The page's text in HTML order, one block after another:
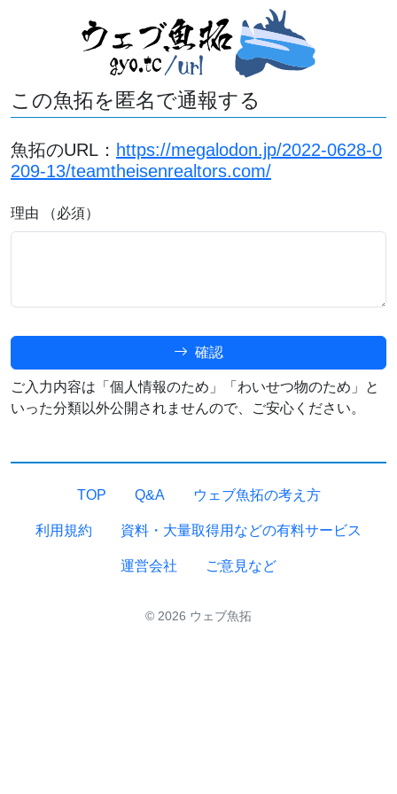
この魚拓を匿名で通報する
魚拓のURL： https://megalodon.jp/2022-0628-0
209-13/teamtheisenrealtors.com/
理由 （必須）
確認
ご入力内容は「個人情報のため」「わいせつ物のため」と
いった分類以外公開されませんので、ご安心ください。
TOP Q&A ウェブ魚拓の考え方
利用規約 資料・大量取得用などの有料サービス
運営会社 ご意見など
© 2026 ウェブ魚拓